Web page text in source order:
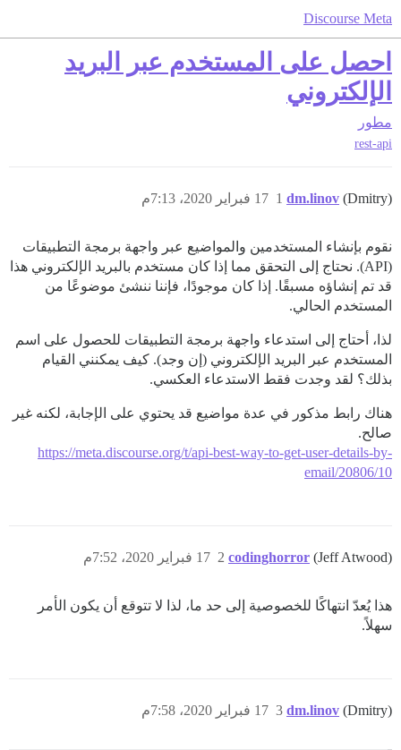
Discourse Meta
احصل على المستخدم عبر البريد
الإلكتروني
مطور
rest-api
dm.linov (Dmitry) 17 فبراير 2020، 7:13م 1
نقوم بإنشاء المستخدمين والمواضيع عبر واجهة برمجة التطبيقات
(API). نحتاج إلى التحقق مما إذا كان مستخدم بالبريد الإلكتروني هذا
قد تم إنشاؤه مسبقًا. إذا كان موجودًا، فإننا ننشئ موضوعًا من
المستخدم الحالي.
لذا، أحتاج إلى استدعاء واجهة برمجة التطبيقات للحصول على اسم
المستخدم عبر البريد الإلكتروني (إن وجد). كيف يمكنني القيام
بذلك؟ لقد وجدت فقط الاستدعاء العكسي.
هناك رابط مذكور في عدة مواضيع قد يحتوي على الإجابة، لكنه غير
صالح.
https://meta.discourse.org/t/api-best-way-to-get-user-details-by-
email/20806/10
codinghorror (Jeff Atwood) 17 فبراير 2020، 7:52م 2
هذا يُعدّ انتهاكًا للخصوصية إلى حد ما، لذا لا تتوقع أن يكون الأمر
سهلاً.
dm.linov (Dmitry) 17 فبراير 2020، 7:58م 3